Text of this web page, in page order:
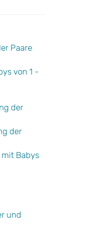
Paare
von 1 -
der
der
mit Babys
und